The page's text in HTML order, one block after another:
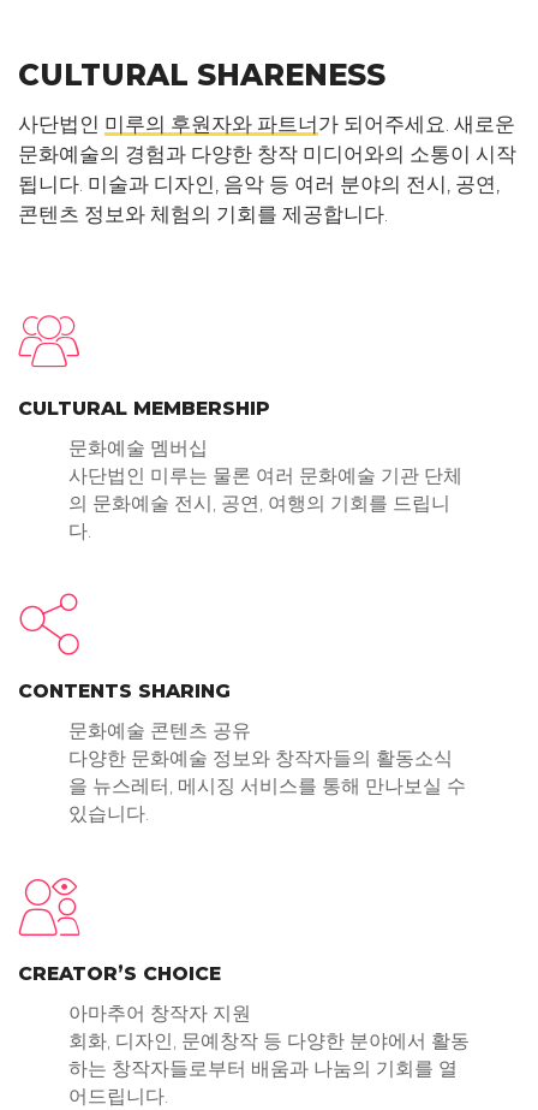
CULTURAL SHARENESS
사단법인 미루의 후원자와 파트너 가 되어주세요. 새로운
문화예술의 경험과 다양한 창작 미디어와의 소통이 시작
됩니다. 미술과 디자인, 음악 등 여러 분야의 전시, 공연,
콘텐츠 정보와 체험의 기회를 제공합니다.
CULTURAL MEMBERSHIP
문화예술 멤버십
사단법인 미루는 물론 여러 문화예술 기관 단체
의 문화예술 전시, 공연, 여행의 기회를 드립니
다.
CONTENTS SHARING
문화예술 콘텐츠 공유
다양한 문화예술 정보와 창작자들의 활동소식
을 뉴스레터, 메시징 서비스를 통해 만나보실 수
있습니다.
CREATOR’S CHOICE
아마추어 창작자 지원
회화, 디자인, 문예창작 등 다양한 분야에서 활동
하는 창작자들로부터 배움과 나눔의 기회를 열
어드립니다.